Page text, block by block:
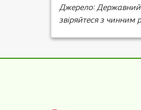
Джерело: Державний
звіряйтеся з чинним